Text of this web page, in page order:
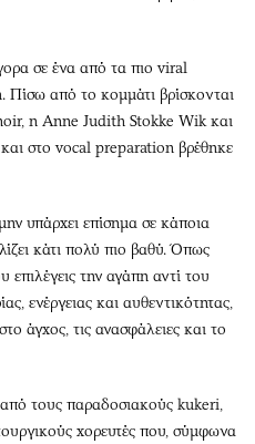
σε ένα από τα πιο viral
Πίσω από το κομμάτι βρίσκονται
η Anne Judith Stokke Wik και
στo vocal preparation βρέθηκε
υπάρχει επίσημα σε κάποια
κάτι πολύ πιο βαθύ. Όπως
επιλέγεις την αγάπη αντί του
ενέργειας και αυθεντικότητας,
άγχος, τις ανασφάλειες και το
τους παραδοσιακούς kukeri,
χορευτές που, σύμφωνα